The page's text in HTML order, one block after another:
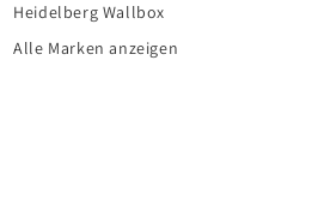
Heidelberg Wallbox
Alle Marken anzeigen